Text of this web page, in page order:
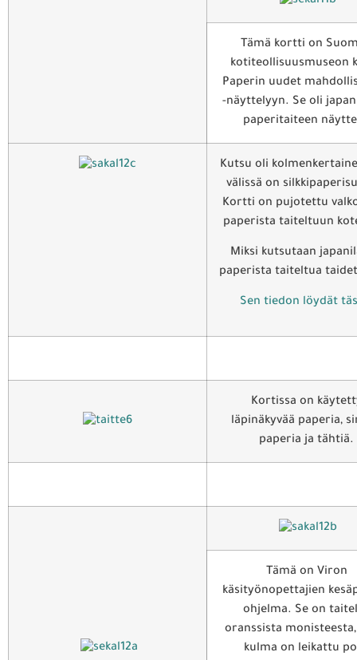
Tämä kortti on
kotiteollisuusmuseon
Paperin uudet
-näyttelyyn. Se oli
paperitaiteen
Kutsu oli
välissä on
Kortti on pujotettu
paperista taiteltuun
Miksi kutsutaan
paperista taiteltua
Sen tiedon löydät
Kortissa on
läpinäkyvää paperia,
paperia ja tähtiä.
Tämä on Viron
käsityönopettajien
ohjelma. Se on
oranssista
kulma on leikattu